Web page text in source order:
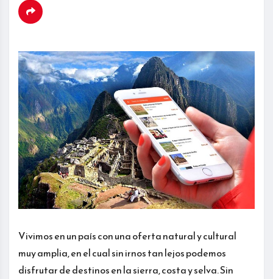
Vivimos en un país con una oferta natural y cultural
muy amplia, en el cual sin irnos tan lejos podemos
disfrutar de destinos en la sierra, costa y selva. Sin